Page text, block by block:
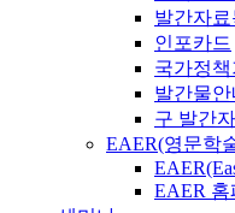
발간자료
인포카드
국가정
발간물안
구 발간
EAER(영문학
EAER 홈